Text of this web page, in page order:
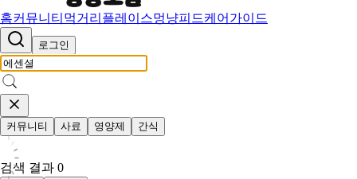
홈커뮤니티 먹거리 플레이스멍냥피드케어가이드
로그인
커뮤니티 사료 영양제 간식
검색 결과 0